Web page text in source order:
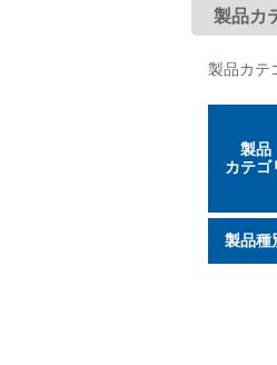
ダウ
製品カ
製品カテ
製品
カテゴ
製品種